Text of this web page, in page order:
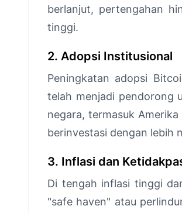
berlanjut, pertengahan
tinggi.
2. Adopsi Institusional
Peningkatan adopsi
telah menjadi pendorong
negara, termasuk
berinvestasi dengan lebih
3. Inflasi dan
Di tengah inflasi tinggi
"safe haven" atau